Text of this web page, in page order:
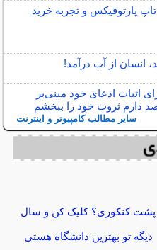
پارتوفیکس و تجربه خرید
از آب درآمد!
اثبات ادعای خود مبنی‌بر
دارم ثروت خود را ببخشم
سایر مطالب کامپیوتر و اینترنت
پشت کنکوری؟ کلیک کن و سال
دیگه تو بهترین دانشگاه هستی